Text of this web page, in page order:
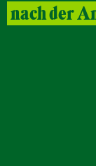
nach der